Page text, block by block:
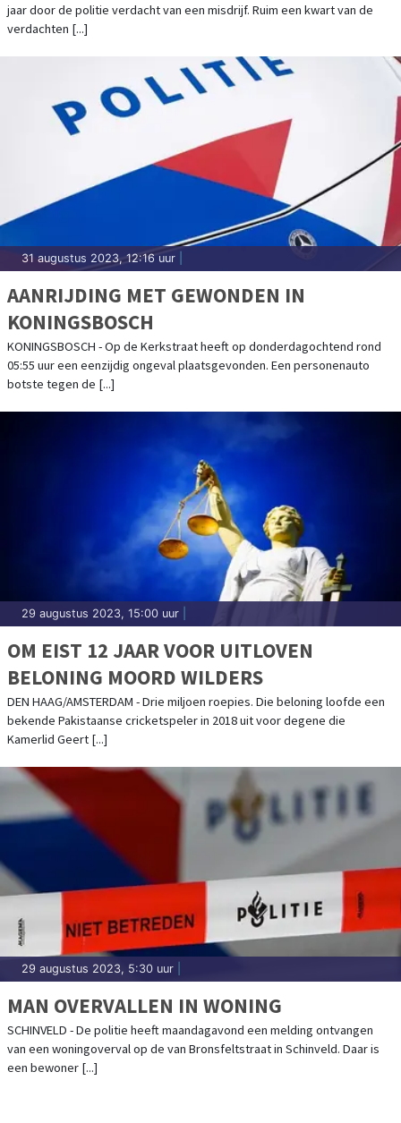
jaar door de politie verdacht van een misdrijf. Ruim een kwart van de
verdachten [...]
31 augustus 2023, 12:16 uur
AANRIJDING MET GEWONDEN IN
KONINGSBOSCH
KONINGSBOSCH - Op de Kerkstraat heeft op donderdagochtend rond
05:55 uur een eenzijdig ongeval plaatsgevonden. Een personenauto
botste tegen de [...]
29 augustus 2023, 15:00 uur
OM EIST 12 JAAR VOOR UITLOVEN
BELONING MOORD WILDERS
DEN HAAG/AMSTERDAM - Drie miljoen roepies. Die beloning loofde een
bekende Pakistaanse cricketspeler in 2018 uit voor degene die
Kamerlid Geert [...]
29 augustus 2023, 5:30 uur
MAN OVERVALLEN IN WONING
SCHINVELD - De politie heeft maandagavond een melding ontvangen
van een woningoverval op de van Bronsfeltstraat in Schinveld. Daar is
een bewoner [...]